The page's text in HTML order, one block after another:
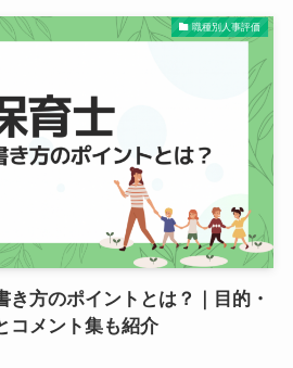
職種別人事評価
き方のポイントとは？｜目的・
コメント集も紹介